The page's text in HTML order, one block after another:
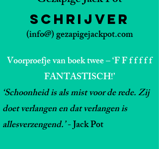
Schrijver
(info@) gezapigejackpot.com
Voorproefje van boek twee – ‘F F f f f f f
FANTASTISCH!’
‘Schoonheid is als mist voor de rede. Zij
doet verlangen en dat verlangen is
allesverzengend.’- Jack Pot